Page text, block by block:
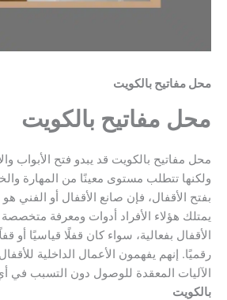
محل مفاتيح بالكويت
محل مفاتيح بالكويت
محل مفاتيح بالكويت قد يبدو فتح الأبواب
ولكنها تتطلب مستوى معينًا من المهارة
بفتح الأقفال، فإن صانع الأقفال أو الفني
يمتلك هؤلاء الأفراد أدوات ومعرفة
الأقفال بفعالية، سواء كان قفلًا قياسيًا أو
رقميًا. إنهم يفهمون الأعمال الداخلية
الآليات المعقدة للوصول دون التسبب في
بالكويت